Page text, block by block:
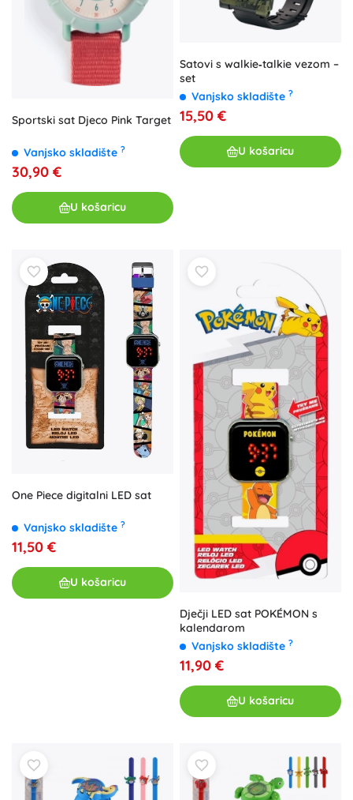
Sportski sat Djeco Pink Target
Vanjsko skladište ?
30,90 €
U košaricu
Satovi s walkie‑talkie vezom –
set
Vanjsko skladište ?
15,50 €
U košaricu
One Piece digitalni LED sat
Vanjsko skladište ?
11,50 €
U košaricu
Dječji LED sat POKÉMON s
kalendarom
Vanjsko skladište ?
11,90 €
U košaricu